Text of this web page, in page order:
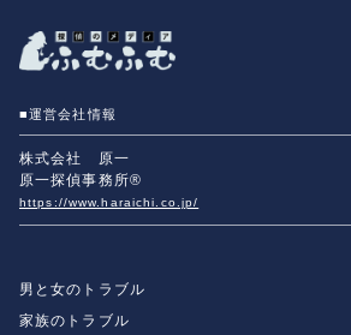
■運営会社情報
株式会社 原一
原一探偵事務所®
https://www.haraichi.co.jp/
男と女のトラブル
家族のトラブル